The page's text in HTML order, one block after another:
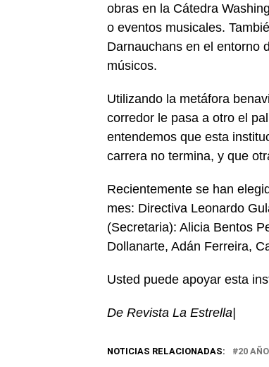
obras en la Cátedra
o eventos musicales.
Darnauchans en el entorno
músicos.
Utilizando la metáfora
corredor le pasa a otro el
entendemos que esta
carrera no termina, y que
Recientemente se han
mes: Directiva Leonardo
(Secretaria): Alicia Bentos
Dollanarte, Adán Ferreira,
Usted puede apoyar esta
De Revista La Estrella|
NOTICIAS RELACIONADAS: 20